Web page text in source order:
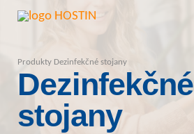
Produkty Dezinfekčné stojany
Dezinfekčné
stojany